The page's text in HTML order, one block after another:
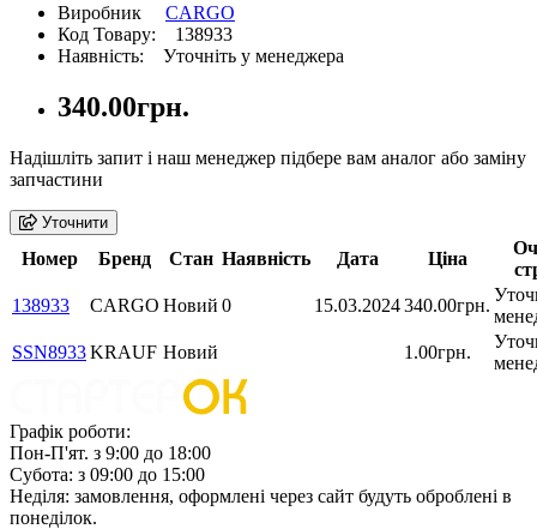
Виробник CARGO
Код Товару: 138933
Наявність: Уточніть у менеджера
340.00грн.
Надішліть запит і наш менеджер підбере вам аналог або заміну
запчастини
Уточнити
Номер Бренд Стан Наявність Дата Ціна
138933
CARGO Новий 0 15.03.2024340.00грн.
SSN8933KRAUF Новий 1.00грн.
Графік роботи:
Пон-П'ят. з 9:00 до 18:00
Субота: з 09:00 до 15:00
Неділя: замовлення, оформлені через сайт будуть оброблені в
понеділок.